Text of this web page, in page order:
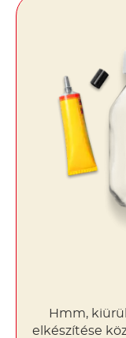
Hmm,
elkészítése